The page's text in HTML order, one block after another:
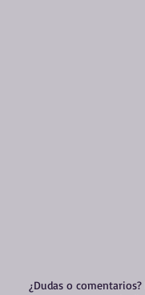
¿Dudas o comentarios?